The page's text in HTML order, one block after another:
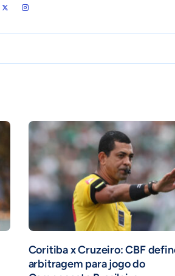
Coritiba x Cruzeiro: CBF
arbitragem para jogo do